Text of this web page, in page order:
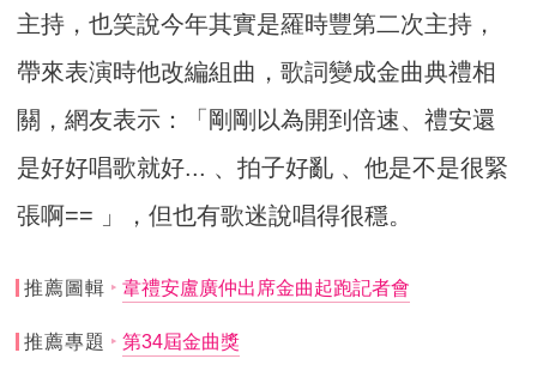
主持，也笑說今年其實是羅時豐第二次主持，
帶來表演時他改編組曲，歌詞變成金曲典禮相
關，網友表示：「剛剛以為開到倍速、禮安還
是好好唱歌就好... 、拍子好亂 、他是不是很緊
張啊== 」，但也有歌迷說唱得很穩。
推薦圖輯 韋禮安盧廣仲出席金曲起跑記者會
推薦專題 第34屆金曲獎